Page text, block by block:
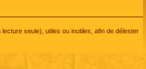
seule), utiles ou inutiles, afin de délester